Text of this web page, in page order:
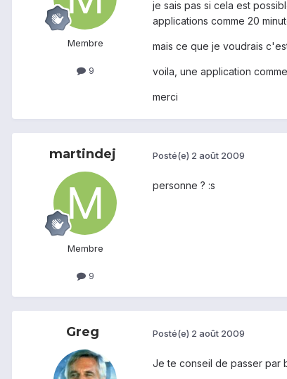
Membre
9
je sais pas si cela est
applications comme 20
mais ce que je voudrais
voila, une application
merci
martindej
Membre
9
Posté(e) 2 août 2009
personne ? :s
Greg Posté(e) 2 août 2009
Je te conseil de passer par